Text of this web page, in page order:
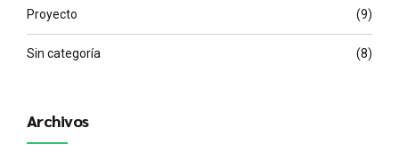
Proyecto (9)
Sin categoría (8)
Archivos